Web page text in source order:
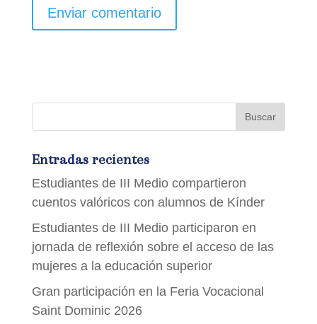
Entradas recientes
Estudiantes de III Medio compartieron
cuentos valóricos con alumnos de Kínder
Estudiantes de III Medio participaron en
jornada de reflexión sobre el acceso de las
mujeres a la educación superior
Gran participación en la Feria Vocacional
Saint Dominic 2026